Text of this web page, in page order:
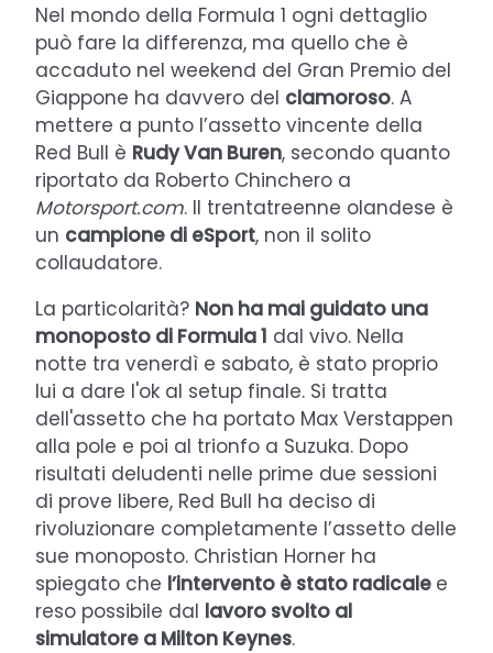
Nel mondo della Formula 1 ogni dettaglio
può fare la differenza, ma quello che è
accaduto nel weekend del Gran Premio del
Giappone ha davvero del clamoroso. A
mettere a punto l’assetto vincente della
Red Bull è Rudy Van Buren, secondo quanto
riportato da Roberto Chinchero a
Motorsport.com. Il trentatreenne olandese è
un campione di eSport, non il solito
collaudatore.
La particolarità? Non ha mai guidato una
monoposto di Formula 1 dal vivo. Nella
notte tra venerdì e sabato, è stato proprio
lui a dare l'ok al setup finale. Si tratta
dell'assetto che ha portato Max Verstappen
alla pole e poi al trionfo a Suzuka. Dopo
risultati deludenti nelle prime due sessioni
di prove libere, Red Bull ha deciso di
rivoluzionare completamente l’assetto delle
sue monoposto. Christian Horner ha
spiegato che l’intervento è stato radicale e
reso possibile dal lavoro svolto al
simulatore a Milton Keynes.